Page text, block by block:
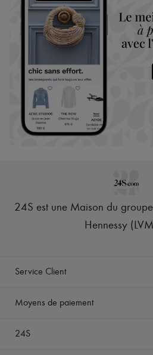
24S est une Maison du
Hennessy
Service Client
Moyens de paiement
24S